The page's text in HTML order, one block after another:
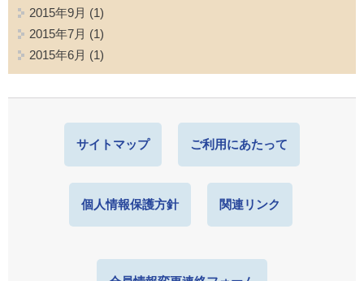
2015年9月 (1)
2015年7月 (1)
2015年6月 (1)
サイトマップ ご利用にあたって
個人情報保護方針 関連リンク